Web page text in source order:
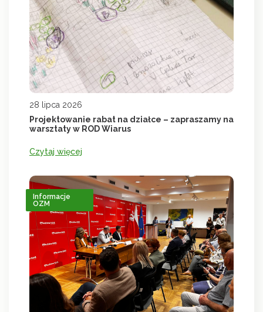
28 lipca 2026
Projektowanie rabat na działce – zapraszamy na
warsztaty w ROD Wiarus
Czytaj więcej
Informacje
OZM